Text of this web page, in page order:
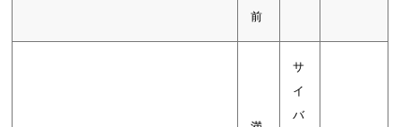
前
サ
イ
バ